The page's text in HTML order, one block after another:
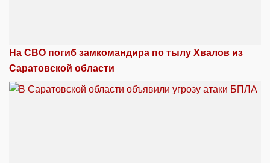
На СВО погиб замкомандира по тылу Хвалов из
Саратовской области